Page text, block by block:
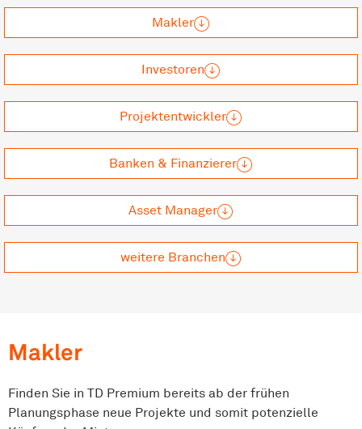
Makler
Investoren
Projektentwickler
Banken & Finanzierer
Asset Manager
weitere Branchen
Makler
Finden Sie in TD Premium bereits ab der frühen
Planungsphase neue Projekte und somit potenzielle